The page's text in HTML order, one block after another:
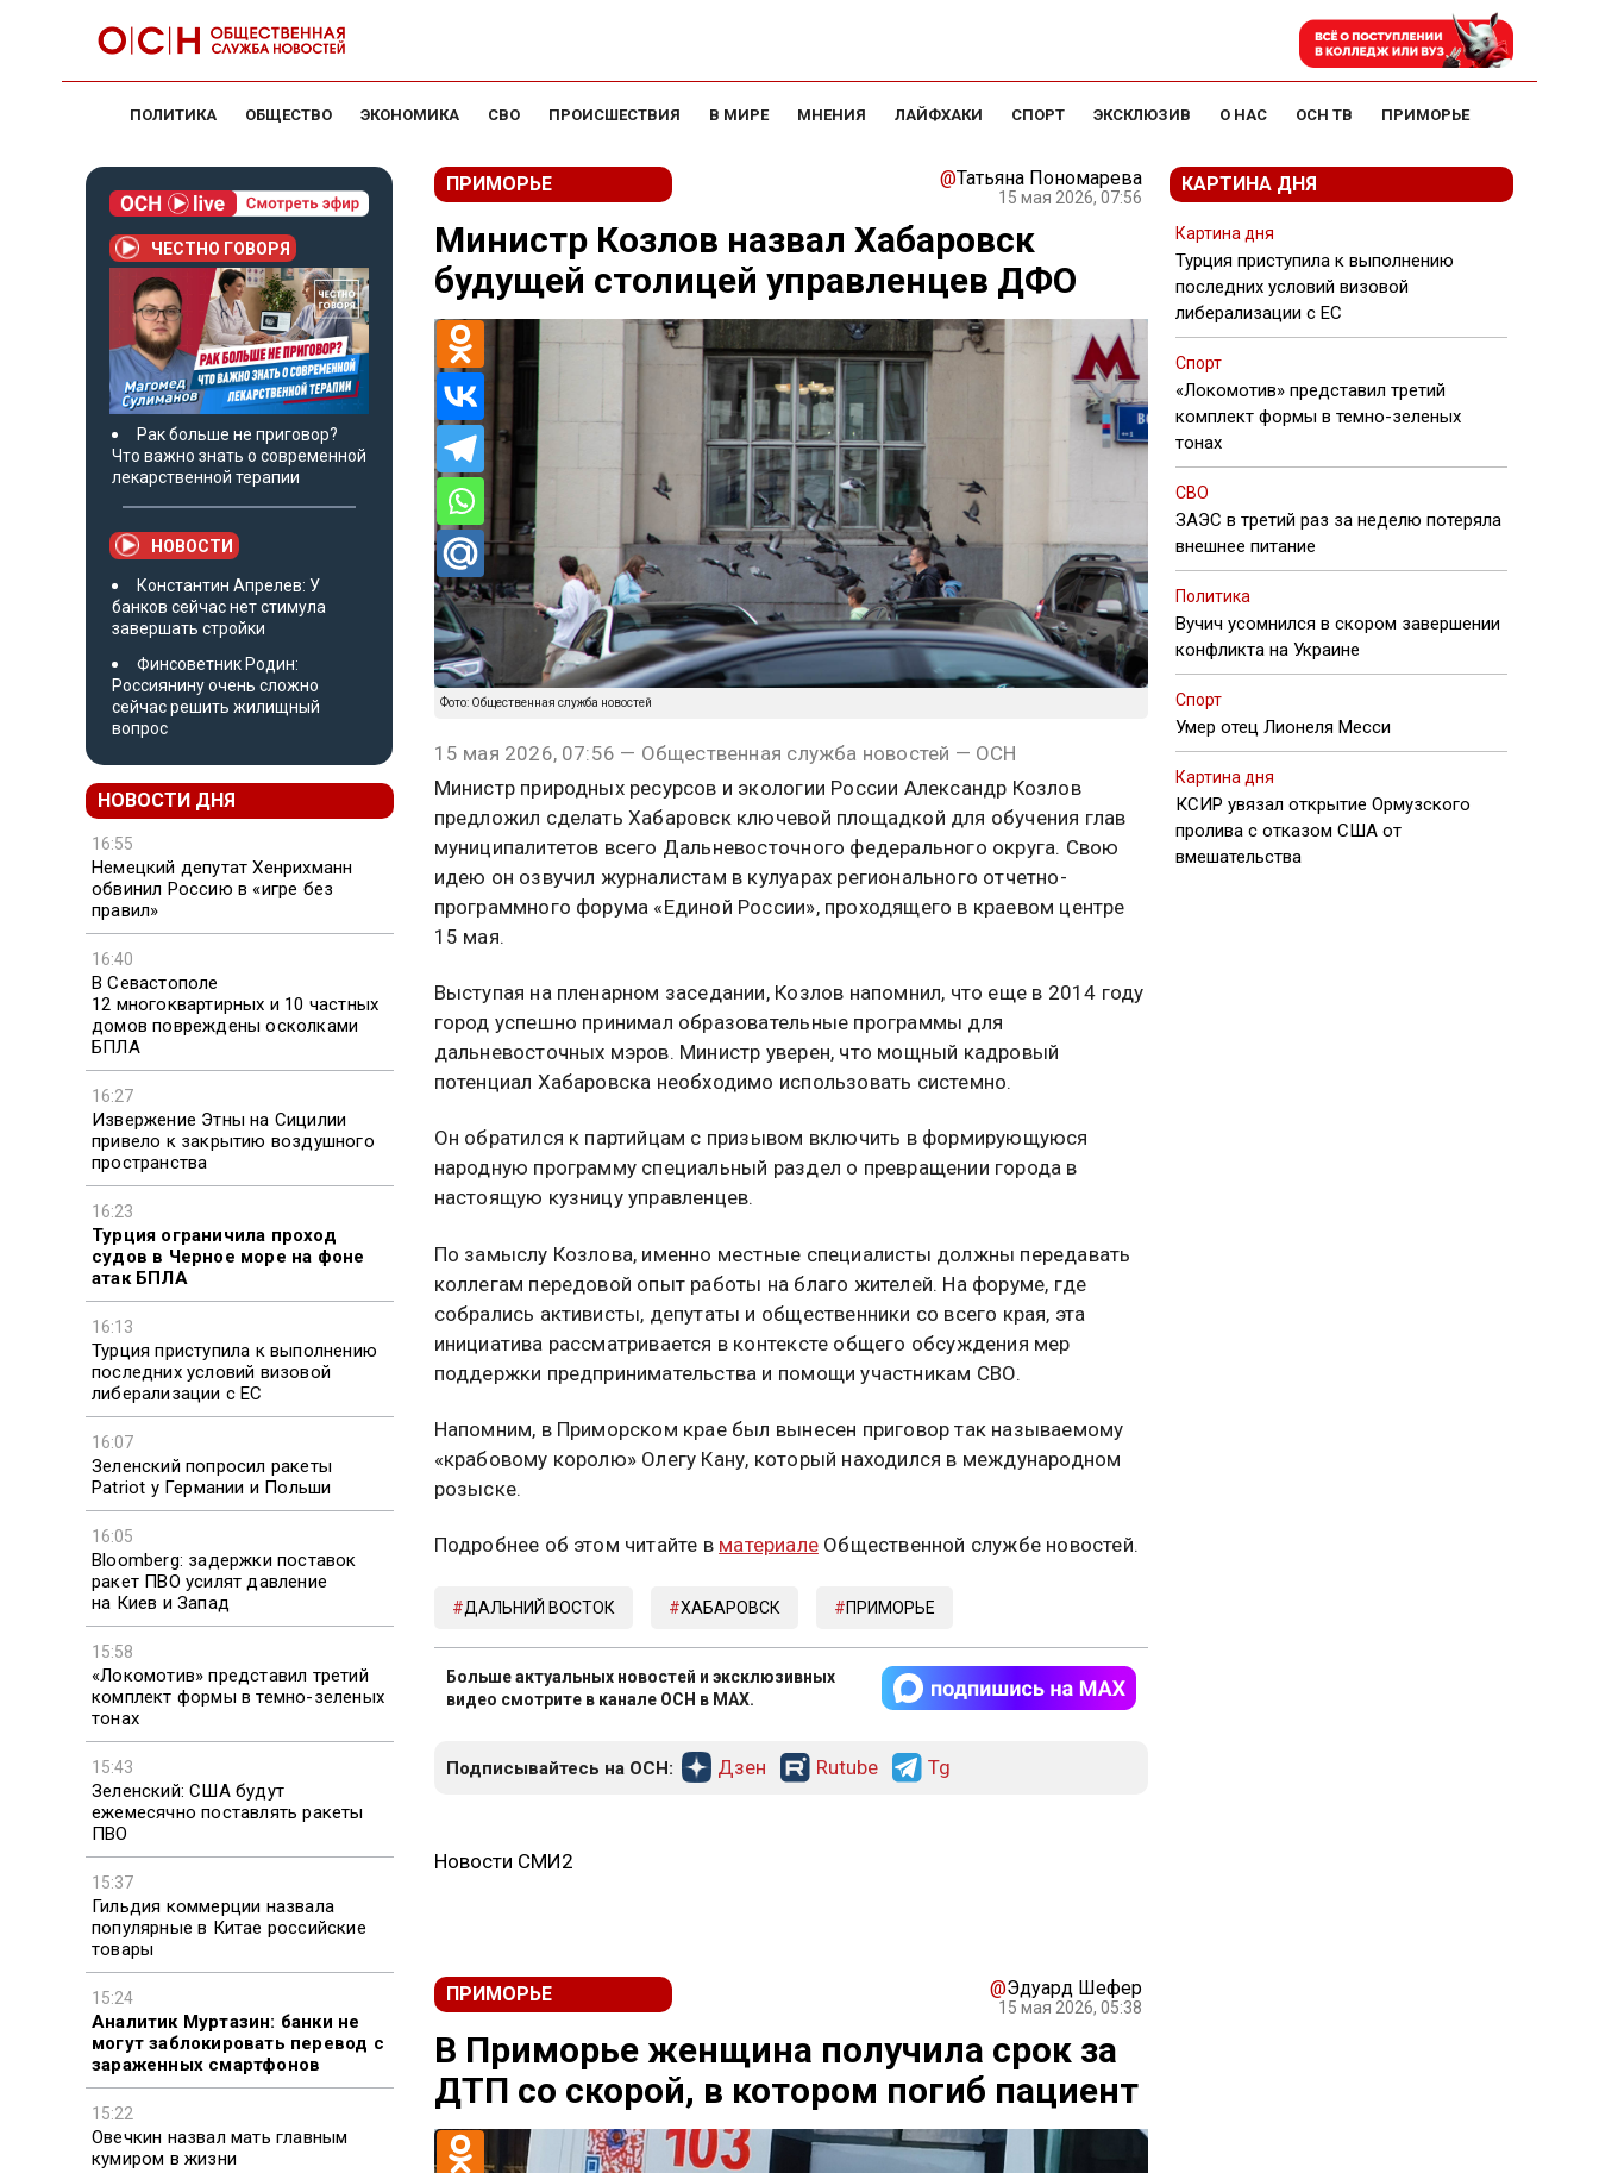
ПОЛИТИКА ОБЩЕСТВО ЭКОНОМИКА СВО ПРОИСШЕСТВИЯ В МИРЕ МНЕНИЯ ЛАЙФХАКИ СПОРТ ЭКСКЛЮЗИВ О НАС ОСН ТВ ПРИМОРЬЕ
ЧЕСТНО ГОВОРЯ
Рак больше не приговор?
Что важно знать о современной
лекарственной терапии
НОВОСТИ
Константин Апрелев: У
банков сейчас нет стимула
завершать стройки
Финсоветник Родин:
Россиянину очень сложно
сейчас решить жилищный
вопрос
НОВОСТИ ДНЯ
16:55
Немецкий депутат Хенрихманн
обвинил Россию в «игре без
правил»
16:40
В Севастополе
12 многоквартирных и 10 частных
домов повреждены осколками
БПЛА
16:27
Извержение Этны на Сицилии
привело к закрытию воздушного
пространства
16:23
Турция ограничила проход
судов в Черное море на фоне
атак БПЛА
16:13
Турция приступила к выполнению
последних условий визовой
либерализации с ЕС
16:07
Зеленский попросил ракеты
Patriot у Германии и Польши
16:05
Bloomberg: задержки поставок
ракет ПВО усилят давление
на Киев и Запад
15:58
«Локомотив» представил третий
комплект формы в темно-зеленых
тонах
15:43
Зеленский: США будут
ежемесячно поставлять ракеты
ПВО
15:37
Гильдия коммерции назвала
популярные в Китае российские
товары
15:24
Аналитик Муртазин: банки не
могут заблокировать перевод с
зараженных смартфонов
15:22
Овечкин назвал мать главным
кумиром в жизни
ПРИМОРЬЕ @Татьяна Пономарева
15 мая 2026, 07:56
Министр Козлов назвал Хабаровск
будущей столицей управленцев ДФО
Фото: Общественная служба новостей
15 мая 2026, 07:56 — Общественная служба новостей — ОСН
Министр природных ресурсов и экологии России Александр Козлов
предложил сделать Хабаровск ключевой площадкой для обучения глав
муниципалитетов всего Дальневосточного федерального округа. Свою
идею он озвучил журналистам в кулуарах регионального отчетно-
программного форума «Единой России», проходящего в краевом центре
15 мая.
Выступая на пленарном заседании, Козлов напомнил, что еще в 2014 году
город успешно принимал образовательные программы для
дальневосточных мэров. Министр уверен, что мощный кадровый
потенциал Хабаровска необходимо использовать системно.
Он обратился к партийцам с призывом включить в формирующуюся
народную программу специальный раздел о превращении города в
настоящую кузницу управленцев.
По замыслу Козлова, именно местные специалисты должны передавать
коллегам передовой опыт работы на благо жителей. На форуме, где
собрались активисты, депутаты и общественники со всего края, эта
инициатива рассматривается в контексте общего обсуждения мер
поддержки предпринимательства и помощи участникам СВО.
Напомним, в Приморском крае был вынесен приговор так называемому
«крабовому королю» Олегу Кану, который находился в международном
розыске.
Подробнее об этом читайте в материалеОбщественной службе новостей.
ДАЛЬНИЙ ВОСТОК ХАБАРОВСК ПРИМОРЬЕ
Больше актуальных новостей и эксклюзивных
видео смотрите в канале ОСН в MAX.
Подписывайтесь на ОСН: Дзен Rutube Tg
Новости СМИ2
ПРИМОРЬЕ @Эдуард Шефер
15 мая 2026, 05:38
В Приморье женщина получила срок за
ДТП со скорой, в котором погиб пациент
КАРТИНА ДНЯ
Картина дня
Турция приступила к выполнению
последних условий визовой
либерализации с ЕС
Спорт
«Локомотив» представил третий
комплект формы в темно-зеленых
тонах
СВО
ЗАЭС в третий раз за неделю потеряла
внешнее питание
Политика
Вучич усомнился в скором завершении
конфликта на Украине
Спорт
Умер отец Лионеля Месси
Картина дня
КСИР увязал открытие Ормузского
пролива с отказом США от
вмешательства